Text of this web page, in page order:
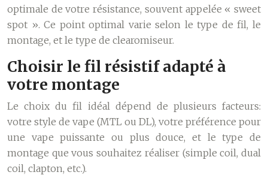
optimale de votre résistance, souvent appelée « sweet
spot ». Ce point optimal varie selon le type de fil, le
montage, et le type de clearomiseur.
Choisir le fil résistif adapté à
votre montage
Le choix du fil idéal dépend de plusieurs facteurs:
votre style de vape (MTL ou DL), votre préférence pour
une vape puissante ou plus douce, et le type de
montage que vous souhaitez réaliser (simple coil, dual
coil, clapton, etc.).